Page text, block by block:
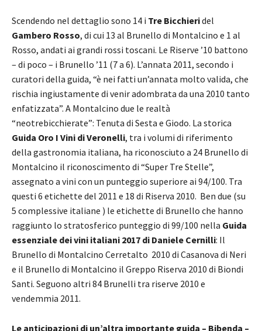
Scendendo nel dettaglio sono 14 i Tre Bicchieridel
Gambero Rosso, di cui 13 al Brunello di Montalcino e 1 al
Rosso, andati ai grandi rossi toscani. Le Riserve ’10 battono
– di poco – i Brunello ’11 (7 a 6). L’annata 2011, secondo i
curatori della guida, “è nei fatti un’annata molto valida, che
rischia ingiustamente di venir adombrata da una 2010 tanto
enfatizzata”. A Montalcino due le realtà
“neotrebicchierate”: Tenuta di Sesta e Giodo. La storica
Guida Oro I Vini di Veronelli, tra i volumi di riferimento
della gastronomia italiana, ha riconosciuto a 24 Brunello di
Montalcino il riconoscimento di “Super Tre Stelle”,
assegnato a vini con un punteggio superiore ai 94/100. Tra
questi 6 etichette del 2011 e 18 di Riserva 2010. Ben due (su
5 complessive italiane ) le etichette di Brunello che hanno
raggiunto lo stratosferico punteggio di 99/100 nella Guida
essenziale dei vini italiani 2017 di Daniele Cernilli: Il
Brunello di Montalcino Cerretalto 2010 di Casanova di Neri
e il Brunello di Montalcino il Greppo Riserva 2010 di Biondi
Santi. Seguono altri 84 Brunelli tra riserve 2010 e
vendemmia 2011.
Le anticipazioni di un’altra importante guida – Bibenda –